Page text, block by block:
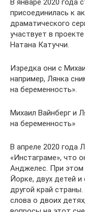
В январе 2020 года
присоединилась к
драматического
участвует в
Натана Катуччи.
Изредка они с
например, Лянка
на беременность».
Михаил Вайнберг и
на беременность»
В апреле 2020 года
«Инстаграме», что
Анджелес. При этом
Йорке, двух детей и
другой край
слова о двоих